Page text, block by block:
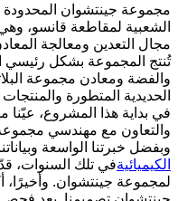
مجموعة جينتشوان
الشعبية لمقاطعة قانسو،
مجال التعدين ومعالجة
تُنتج المجموعة بشكل رئيسي
والفضة ومعادن مجموعة
الحديدية المتطورة والمنتجات
في بداية هذا المشروع، عيّنا
والتعاون مع مهندسي
وبفضل خبرتنا الواسعة
الكيميائيةفي تلك السنوات،
لمجموعة جينتشوان. وأخيرًا،